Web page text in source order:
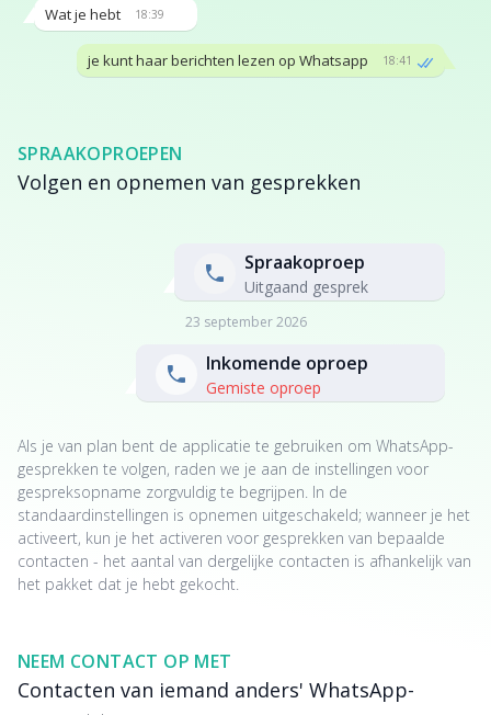
18:39
Wat je hebt
18:41
je kunt haar berichten lezen op Whatsapp
SPRAAKOPROEPEN
Volgen en opnemen van gesprekken
Spraakoproep
Uitgaand gesprek
23 september 2026
Inkomende oproep
Gemiste oproep
Als je van plan bent de applicatie te gebruiken om WhatsApp-
gesprekken te volgen, raden we je aan de instellingen voor
gespreksopname zorgvuldig te begrijpen. In de
standaardinstellingen is opnemen uitgeschakeld; wanneer je het
activeert, kun je het activeren voor gesprekken van bepaalde
contacten - het aantal van dergelijke contacten is afhankelijk van
het pakket dat je hebt gekocht.
NEEM CONTACT OP MET
Contacten van iemand anders' WhatsApp-